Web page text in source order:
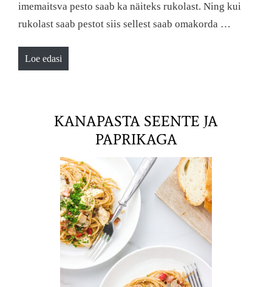
imemaitsva pesto saab ka näiteks rukolast. Ning kui
rukolast saab pestot siis sellest saab omakorda …
Loe edasi
KANAPASTA SEENTE JA
PAPRIKAGA